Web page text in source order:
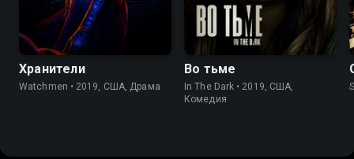
8.2
Хранители
Watchmen • 2019, США, Драма
7.4 7.5
Во тьме
In The Dark • 2019, США,
Комедия